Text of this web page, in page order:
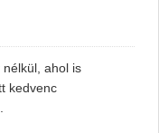
ahol is
kedvenc